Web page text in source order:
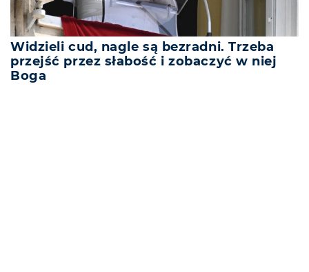
Widzieli cud, nagle są bezradni. Trzeba
przejść przez słabość i zobaczyć w niej
Boga